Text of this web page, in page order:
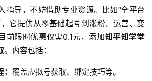
指导，不妨借助专业资源。比如“全平台
它提供从零基础起号到涨粉、运营、变
前限时优惠仅需0.1元，添加知乎知学堂
。内容包括：
覆盖虚拟号获取、绑定技巧等。